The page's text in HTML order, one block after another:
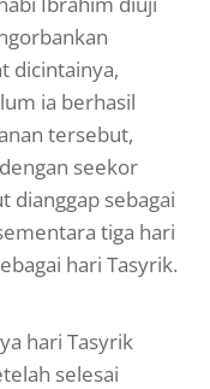
dicintainya,
ia berhasil
tersebut,
seekor
dianggap sebagai
tiga hari
hari Tasyrik.
hari Tasyrik
selesai